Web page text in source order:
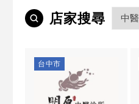
店家搜尋
台中市